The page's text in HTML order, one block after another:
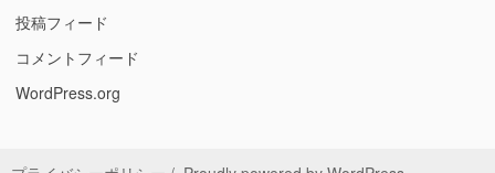
投稿フィード
コメントフィード
WordPress.org